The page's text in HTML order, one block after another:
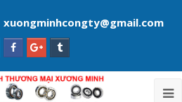
xuongminhcongty@gmail.com
TwitterFacebook
Google
Profile
Tumblr